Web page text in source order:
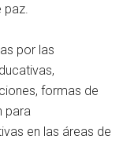
por las
formas de
para
en las áreas de